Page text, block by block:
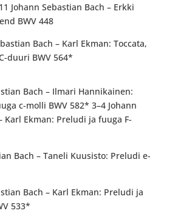
Johann Sebastian Bach – Erkki
BWV 448
Bach – Karl Ekman: Toccata,
duuri BWV 564*
Bach – Ilmari Hannikainen:
c-molli BWV 582* 3–4 Johann
Karl Ekman: Preludi ja fuuga F-
Bach – Taneli Kuusisto: Preludi e-
Bach – Karl Ekman: Preludi ja
533*